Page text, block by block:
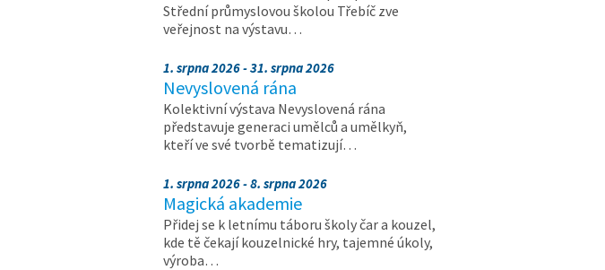
Střední průmyslovou školou Třebíč zve
veřejnost na výstavu…
1. srpna 2026 - 31. srpna 2026
Nevyslovená rána
Kolektivní výstava Nevyslovená rána
představuje generaci umělců a umělkyň,
kteří ve své tvorbě tematizují…
1. srpna 2026 - 8. srpna 2026
Magická akademie
Přidej se k letnímu táboru školy čar a kouzel,
kde tě čekají kouzelnické hry, tajemné úkoly,
výroba…